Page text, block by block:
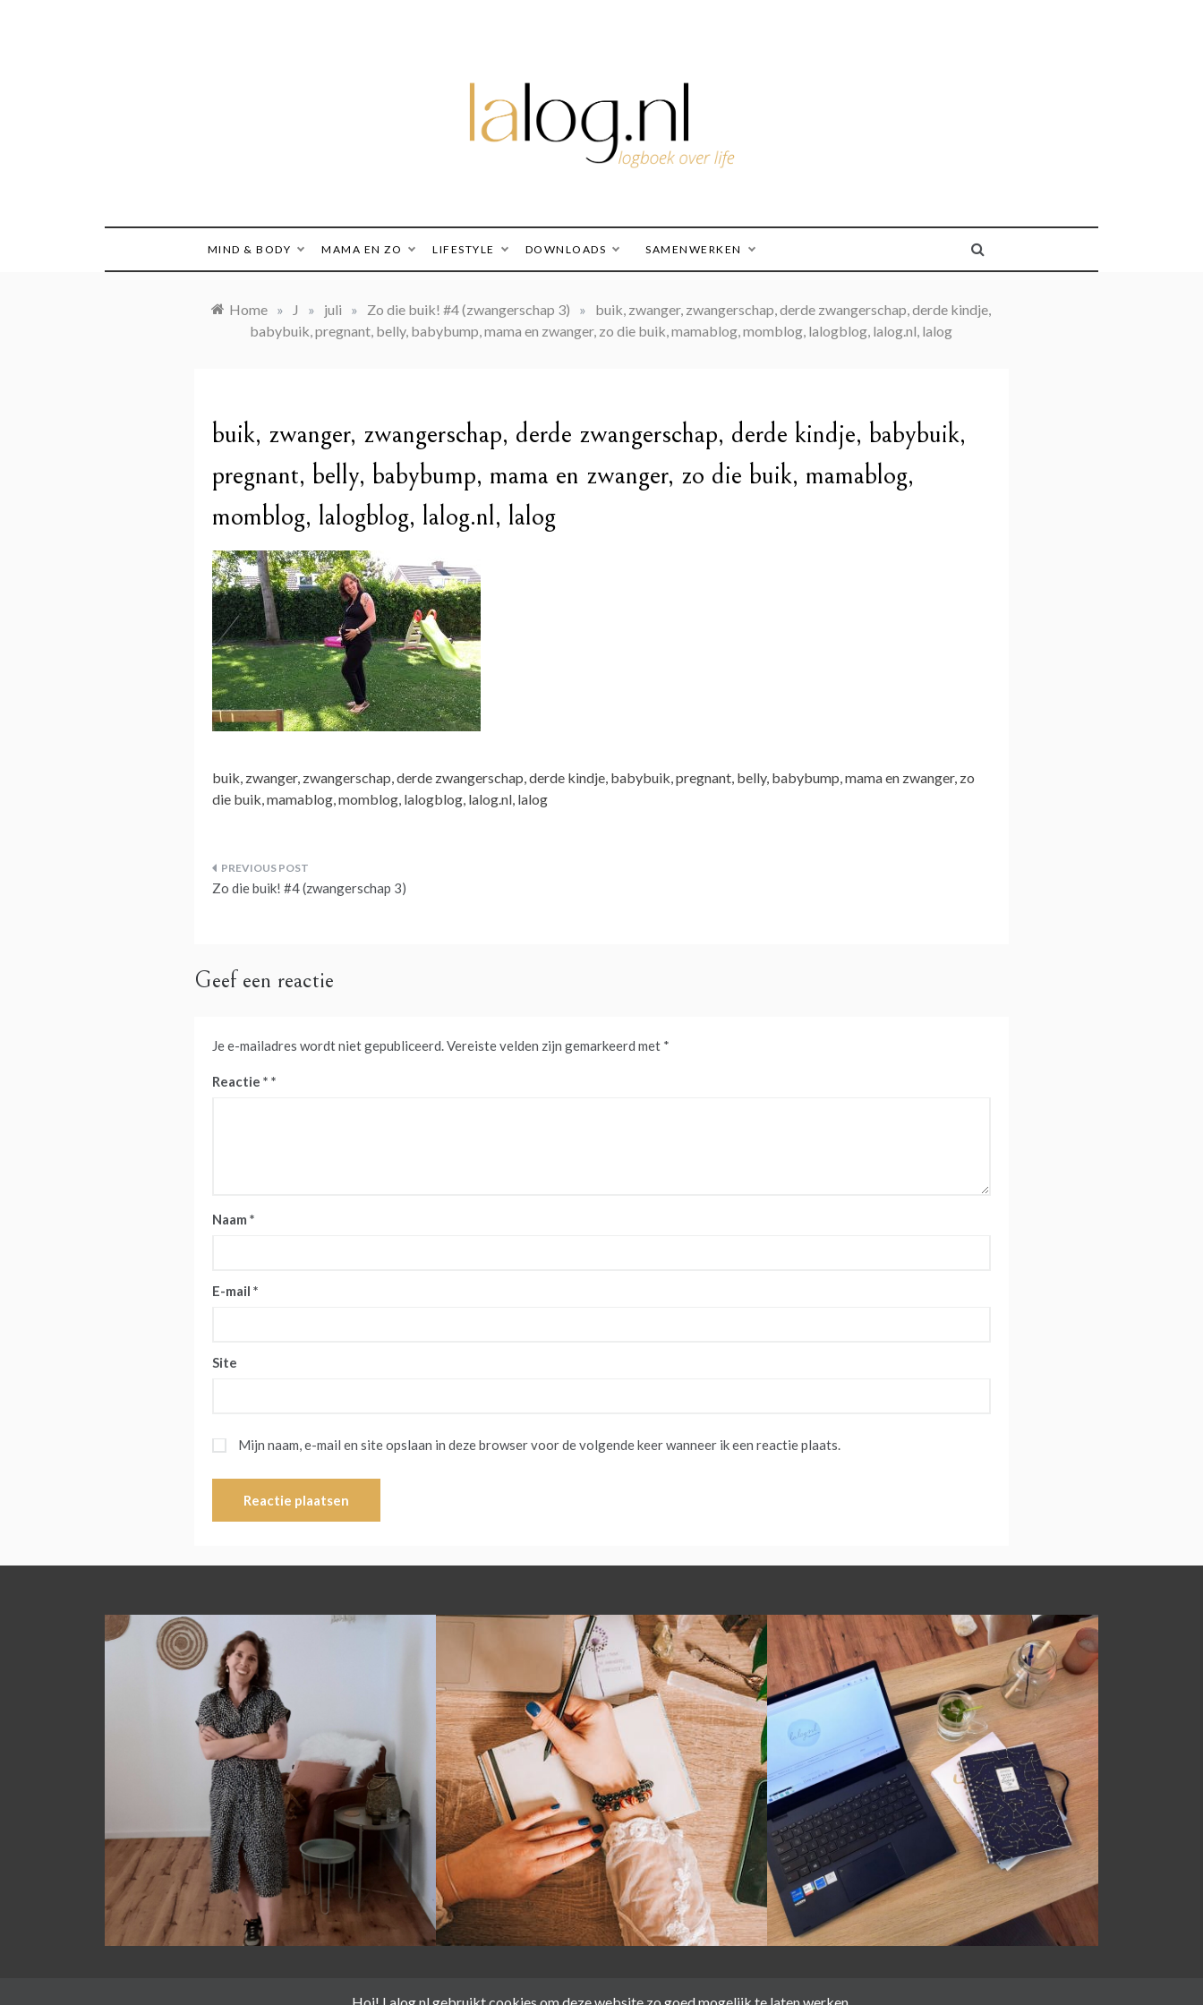
MIND & BODY MAMA EN ZO LIFESTYLE DOWNLOADS SAMENWERKEN
Home » J » juli » Zo die buik! #4 (zwangerschap 3) »
buik, zwanger, zwangerschap, derde zwangerschap, derde kindje,
babybuik, pregnant, belly, babybump, mama en zwanger, zo die buik, mamablog, momblog, lalogblog, lalog.nl, lalog
buik, zwanger, zwangerschap, derde zwangerschap, derde kindje, babybuik,
pregnant, belly, babybump, mama en zwanger, zo die buik, mamablog,
momblog, lalogblog, lalog.nl, lalog
buik, zwanger, zwangerschap, derde zwangerschap, derde kindje, babybuik, pregnant, belly, babybump, mama en zwanger, zo
die buik, mamablog, momblog, lalogblog, lalog.nl, lalog
Bericht
Zo die buik! #4 (zwangerschap 3)
Geef een reactie
Je e-mailadres wordt niet gepubliceerd.Vereiste velden zijn gemarkeerd met *
Reactie *
Naam *
E-mail *
Site
Mijn naam, e-mail en site opslaan in deze browser voor de volgende keer wanneer ik een reactie plaats.